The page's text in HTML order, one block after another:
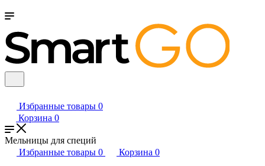
Избранные товары 0
Корзина 0
Мельницы для специй
Избранные товары 0 Корзина 0